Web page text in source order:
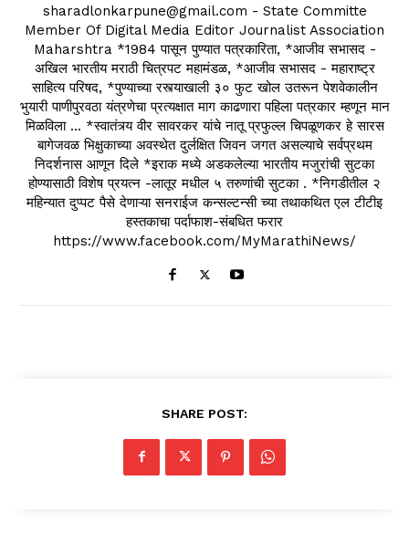
sharadlonkarpune@gmail.com - State Committe
Member Of Digital Media Editor Journalist Association
Maharshtra *1984 पासून पुण्यात पत्रकारिता, *आजीव सभासद -
अखिल भारतीय मराठी चित्रपट महामंडळ, *आजीव सभासद - महाराष्ट्र
साहित्य परिषद, *पुण्याच्या रस्त्याखाली ३० फुट खोल उतरून पेशवेकालीन
भुयारी पाणीपुरवठा यंत्रणेचा प्रत्यक्षात माग काढणारा पहिला पत्रकार म्हणून मान
मिळविला ... *स्वातंत्र्य वीर सावरकर यांचे नातू प्रफुल्ल चिपळूणकर हे सारस
बागेजवळ भिक्षुकाच्या अवस्थेत दुर्लक्षित जिवन जगत असल्याचे सर्वप्रथम
निदर्शनास आणून दिले *इराक मध्ये अडकलेल्या भारतीय मजुरांची सुटका
होण्यासाठी विशेष प्रयत्न -लातूर मधील ५ तरुणांची सुटका . *निगडीतील २
महिन्यात दुप्पट पैसे देणाऱ्या सनराईज कन्सल्टन्सी च्या तथाकथित एल टीटीइ
हस्तकाचा पर्दाफाश-संबधित फरार
https://www.facebook.com/MyMarathiNews/
SHARE POST: